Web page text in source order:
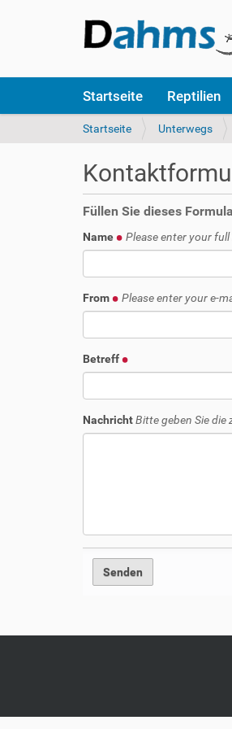
k
Startseite Reptilien
S
s
i
n
h
e
Startseite Unterwegs
Füllen Sie dieses
Name Please enter your full
From Please enter your e-
Betreff
NachrichtBitte geben Sie die